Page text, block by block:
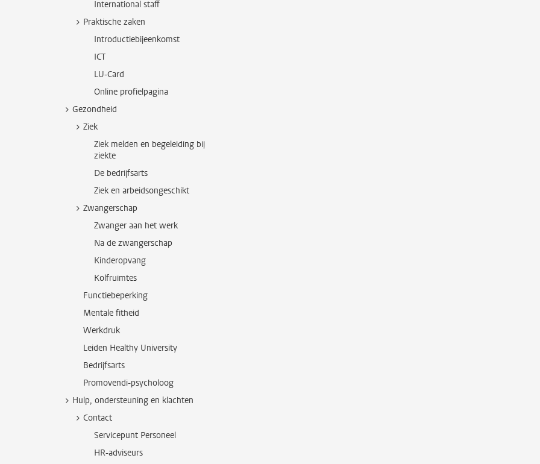
International staff
Praktische zaken
Introductiebijeenkomst
ICT
LU-Card
Online profielpagina
Gezondheid
Ziek
Ziek melden en begeleiding bij
ziekte
De bedrijfsarts
Ziek en arbeidsongeschikt
Zwangerschap
Zwanger aan het werk
Na de zwangerschap
Kinderopvang
Kolfruimtes
Functiebeperking
Mentale fitheid
Werkdruk
Leiden Healthy University
Bedrijfsarts
Promovendi-psycholoog
Hulp, ondersteuning en klachten
Contact
Servicepunt Personeel
HR-adviseurs